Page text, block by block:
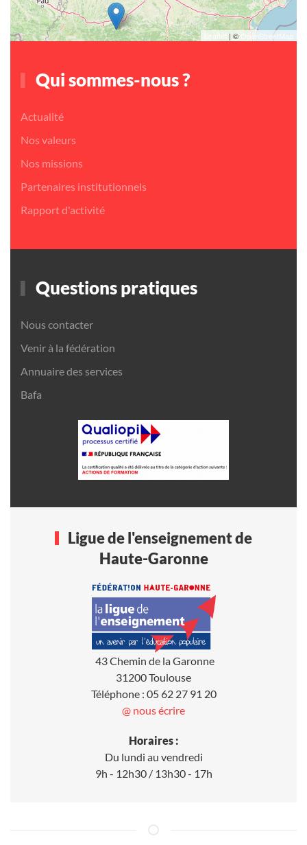
Leaflet | © OpenStreetMap
Qui sommes-nous ?
Actualité
Nos valeurs
Nos missions
Partenaires institutionnels
Rapport d'activité
Questions pratiques
Nous contacter
Venir à la fédération
Annuaire des services
Bafa
Ligue de l'enseignement de
Haute-Garonne
43 Chemin de la Garonne
31200 Toulouse
Téléphone : 05 62 27 91 20
@ nous écrire
Horaires :
Du lundi au vendredi
9h - 12h30 / 13h30 - 17h